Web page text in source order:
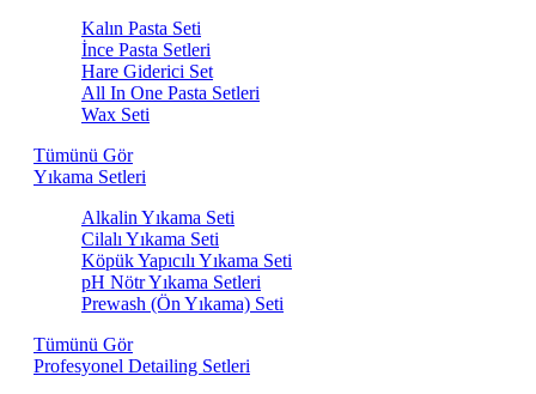
Kalın Pasta Seti
İnce Pasta Setleri
Hare Giderici Set
All In One Pasta Setleri
Wax Seti
Tümünü Gör
Yıkama Setleri
Alkalin Yıkama Seti
Cilalı Yıkama Seti
Köpük Yapıcılı Yıkama Seti
pH Nötr Yıkama Setleri
Prewash (Ön Yıkama) Seti
Tümünü Gör
Profesyonel Detailing Setleri